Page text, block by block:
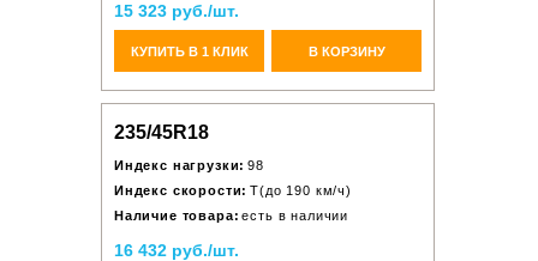
15 323 руб./шт.
КУПИТЬ В 1 КЛИК В КОРЗИНУ
235/45R18
Индекс нагрузки: 98
Индекс скорости: T(до 190 км/ч)
Наличие товара: есть в наличии
16 432 руб./шт.